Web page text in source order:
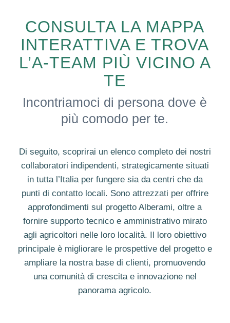
CONSULTA LA MAPPA
INTERATTIVA E TROVA
L’A-TEAM PIÙ VICINO A
TE
Incontriamoci di persona dove è
più comodo per te.
Di seguito, scoprirai un elenco completo dei nostri
collaboratori indipendenti, strategicamente situati
in tutta l’Italia per fungere sia da centri che da
punti di contatto locali. Sono attrezzati per offrire
approfondimenti sul progetto Alberami, oltre a
fornire supporto tecnico e amministrativo mirato
agli agricoltori nelle loro località. Il loro obiettivo
principale è migliorare le prospettive del progetto e
ampliare la nostra base di clienti, promuovendo
una comunità di crescita e innovazione nel
panorama agricolo.